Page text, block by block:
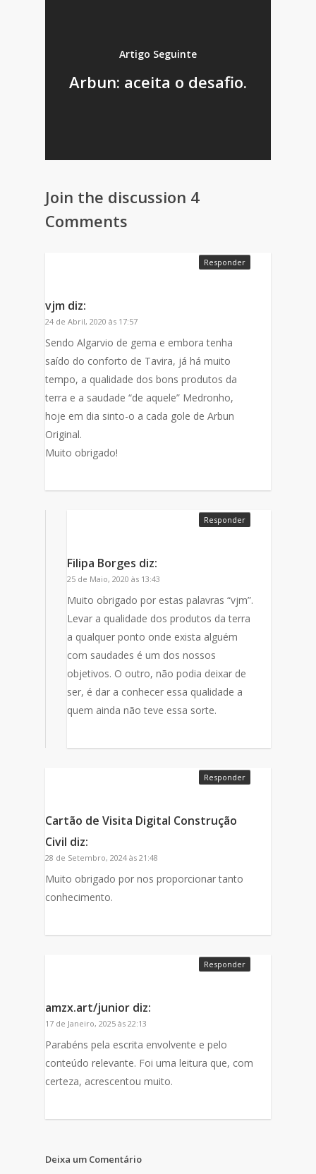
Artigo Seguinte
Arbun: aceita o desafio.
Join the discussion 4
Comments
vjm diz:
24 de Abril, 2020 às 17:57
Sendo Algarvio de gema e embora tenha
saído do conforto de Tavira, já há muito
tempo, a qualidade dos bons produtos da
terra e a saudade “de aquele” Medronho,
hoje em dia sinto-o a cada gole de Arbun
Original.
Muito obrigado!
Responder
Filipa Borges diz:
25 de Maio, 2020 às 13:43
Muito obrigado por estas palavras “vjm”.
Levar a qualidade dos produtos da terra
a qualquer ponto onde exista alguém
com saudades é um dos nossos
objetivos. O outro, não podia deixar de
ser, é dar a conhecer essa qualidade a
quem ainda não teve essa sorte.
Responder
Cartão de Visita Digital Construção
Civil diz:
28 de Setembro, 2024 às 21:48
Muito obrigado por nos proporcionar tanto
conhecimento.
Responder
amzx.art/junior diz:
17 de Janeiro, 2025 às 22:13
Parabéns pela escrita envolvente e pelo
conteúdo relevante. Foi uma leitura que, com
certeza, acrescentou muito.
Responder
Deixa um Comentário